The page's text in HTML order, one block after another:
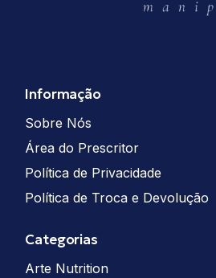
Informação
Sobre Nós
Área do Prescritor
Política de Privacidade
Política de Troca e Devolução
Categorias
Arte Nutrition